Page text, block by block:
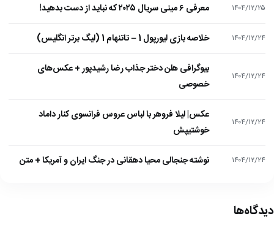
۱۴۰۴/۱۲/۲۵ معرفی ۶ مینی سریال ۲۰۲۵ که نباید از دست بدهید!
۱۴۰۴/۱۲/۲۴ خلاصه بازی لیورپول 1 – تاتنهام 1 (لیگ برتر انگلیس)
۱۴۰۴/۱۲/۲۴
بیوگرافی هلن دختر جذاب رضا رشیدپور + عکس‌های
خصوصی
۱۴۰۴/۱۲/۲۴
عکس| لیلا فروهر با لباس عروس فرانسوی کنار داماد
خوشتیپش
۱۴۰۴/۱۲/۲۴ نوشته جنجالی محیا دهقانی در جنگ ایران و آمریکا + متن
دیدگاه‌ها